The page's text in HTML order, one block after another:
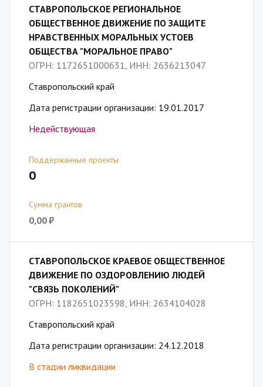
СТАВРОПОЛЬСКОЕ РЕГИОНАЛЬНОЕ
ОБЩЕСТВЕННОЕ ДВИЖЕНИЕ ПО ЗАЩИТЕ
НРАВСТВЕННЫХ МОРАЛЬНЫХ УСТОЕВ
ОБЩЕСТВА "МОРАЛЬНОЕ ПРАВО"
ОГРН: 1172651000631, ИНН: 2636213047
Ставропольский край
Дата регистрации организации: 19.01.2017
Недействующая
Поддержанные проекты
0
Сумма грантов
0,00 ₽
СТАВРОПОЛЬСКОЕ КРАЕВОЕ ОБЩЕСТВЕННОЕ
ДВИЖЕНИЕ ПО ОЗДОРОВЛЕНИЮ ЛЮДЕЙ
"СВЯЗЬ ПОКОЛЕНИЙ"
ОГРН: 1182651023598, ИНН: 2634104028
Ставропольский край
Дата регистрации организации: 24.12.2018
В стадии ликвидации